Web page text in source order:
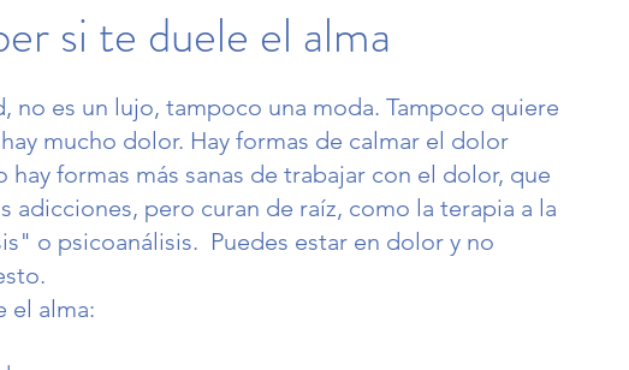
si te duele el alma
no es un lujo, tampoco una moda. Tampoco quiere
mucho dolor. Hay formas de calmar el dolor
formas más sanas de trabajar con el dolor, que
adicciones, pero curan de raíz, como la terapia a la
o psicoanálisis.  Puedes estar en dolor y no
el alma: